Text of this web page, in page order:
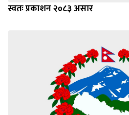
स्वतः प्रकाशन २०८३ असार